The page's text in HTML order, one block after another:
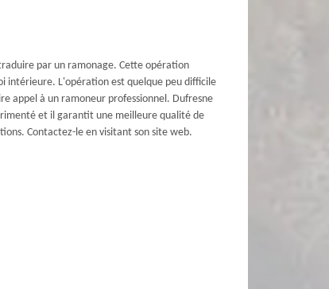
par un ramonage. Cette opération
intérieure. L'opération est quelque peu difficile
appel à un ramoneur professionnel. Dufresne
et il garantit une meilleure qualité de
Contactez-le en visitant son site web.